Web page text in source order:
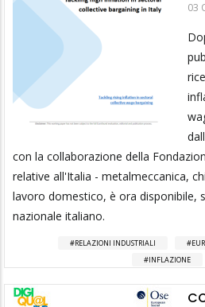
03
con la collaborazione della
relative all'Italia - metalmeccanica,
lavoro domestico, è ora disponibile,
nazionale italiano.
RELAZIONI INDUSTRIALI
INFLAZIONE